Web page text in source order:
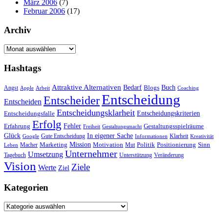
März 2006 (7)
Februar 2006 (17)
Archiv
Archiv
Hashtags
Angst Apple Arbeit Attraktive Alternativen Bedarf Blogs Buch Coaching
Entscheiden EntscheiderEntscheidung
Entscheidungsfalle Entscheidungsklarheit Entscheidungskriterien
Erfahrung Erfolg Fehler Freiheit Gestaltungsmacht Gestaltungsspielräume
Glück Google Gute Entscheidung In eigener Sache Informationen Klarheit Kreativität
Leben Macher Marketing Mission Motivation Mut Politik Positionierung Sinn
Tagebuch Umsetzung Unternehmer Unterstützung Veränderung
Vision Werte Ziel Ziele
Kategorien
Kategorien